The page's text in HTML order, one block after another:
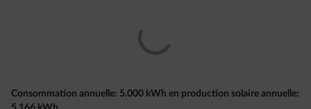
Consommation annuelle: 5.000 kWh en production solaire annuelle: